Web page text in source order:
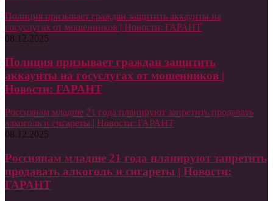
Полиция призывает граждан защитить аккаунты на
госуслугах от мошенников | Новости: ГАРАНТ
08.12.2025
Полиция призывает граждан защитить
аккаунты на госуслугах от мошенников |
Новости: ГАРАНТ
Россиянам младше 21 года планируют запретить продавать
алкоголь и сигареты | Новости: ГАРАНТ
08.12.2025
Россиянам младше 21 года планируют запретить
продавать алкоголь и сигареты | Новости:
ГАРАНТ